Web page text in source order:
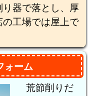
器で落とし、厚
工場では屋上で
ォーム
荒節削りだ